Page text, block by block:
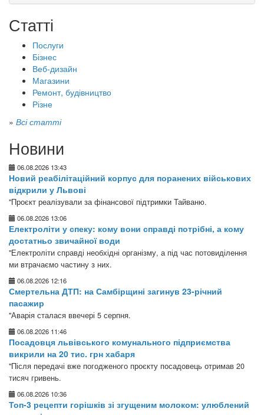
Статті
Послуги
Бізнес
Веб-дизайн
Магазини
Ремонт, будівництво
Різне
» Всі статті
Новини
06.08.2026 13:43
Новий реабілітаційний корпус для поранених військових
відкрили у Львові
"Проєкт реалізували за фінансової підтримки Тайваню.
06.08.2026 13:06
Електроліти у спеку: кому вони справді потрібні, а кому
достатньо звичайної води
"Електроліти справді необхідні організму, а під час потовиділення
ми втрачаємо частину з них.
06.08.2026 12:16
Смертельна ДТП: на Самбірщині загинув 23-річний
пасажир
"Аварія сталася ввечері 5 серпня.
06.08.2026 11:46
Посадовця львівського комунального підприємства
викрили на 20 тис. грн хабаря
"Після передачі вже погодженого проєкту посадовець отримав 20
тисяч гривень.
06.08.2026 10:36
Топ-3 рецепти горішків зі згущеним молоком: улюблений